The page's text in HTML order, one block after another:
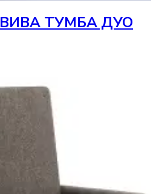
ВИВА ТУМБА ДУО